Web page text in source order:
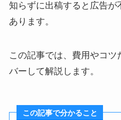
知らずに出稿すると広告が
あります。
この記事では、費用やコツ
バーして解説します。
この記事で分かること